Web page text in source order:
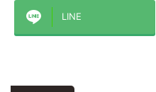
LINE